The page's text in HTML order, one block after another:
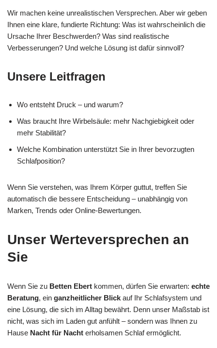
Wir machen keine unrealistischen Versprechen. Aber wir geben
Ihnen eine klare, fundierte Richtung: Was ist wahrscheinlich die
Ursache Ihrer Beschwerden? Was sind realistische
Verbesserungen? Und welche Lösung ist dafür sinnvoll?
Unsere Leitfragen
Wo entsteht Druck – und warum?
Was braucht Ihre Wirbelsäule: mehr Nachgiebigkeit oder
mehr Stabilität?
Welche Kombination unterstützt Sie in Ihrer bevorzugten
Schlafposition?
Wenn Sie verstehen, was Ihrem Körper guttut, treffen Sie
automatisch die bessere Entscheidung – unabhängig von
Marken, Trends oder Online-Bewertungen.
Unser Werteversprechen an
Sie
Wenn Sie zu Betten Ebert kommen, dürfen Sie erwarten: echte
Beratung, ein ganzheitlicher Blick auf Ihr Schlafsystem und
eine Lösung, die sich im Alltag bewährt. Denn unser Maßstab ist
nicht, was sich im Laden gut anfühlt – sondern was Ihnen zu
Hause Nacht für Nacht erholsamen Schlaf ermöglicht.